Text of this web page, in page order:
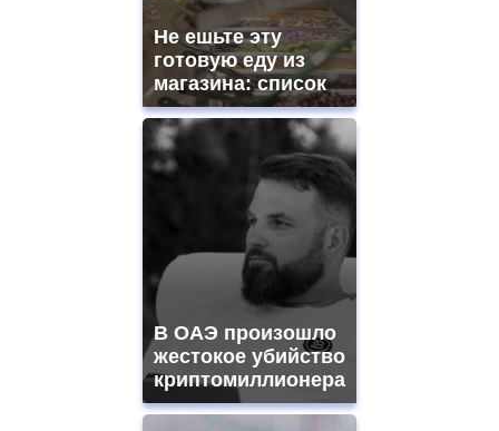
Не ешьте эту
готовую еду из
магазина: список
В ОАЭ произошло
жестокое убийство
криптомиллионера